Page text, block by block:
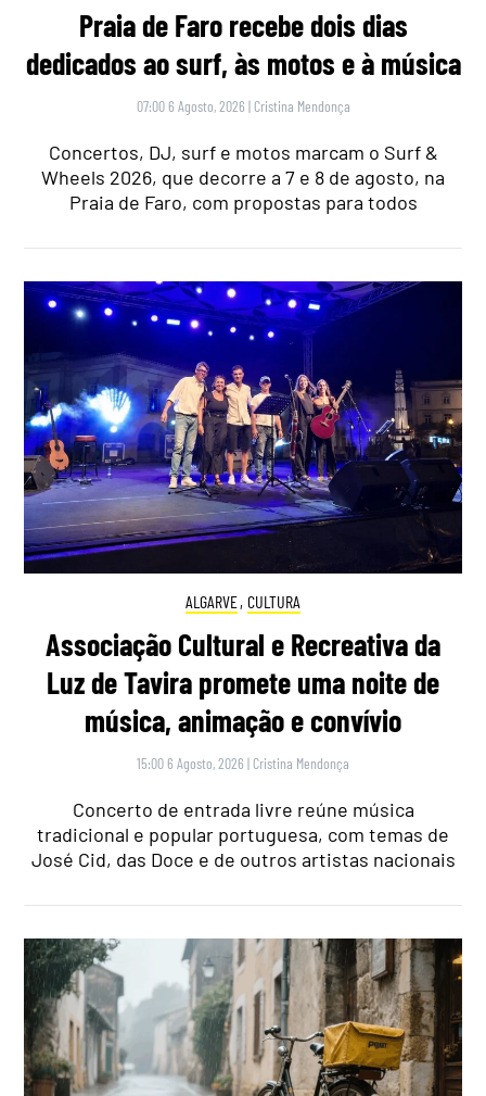
Praia de Faro recebe dois dias
dedicados ao surf, às motos e à música
07:00 6 Agosto, 2026 | Cristina Mendonça
Concertos, DJ, surf e motos marcam o Surf &
Wheels 2026, que decorre a 7 e 8 de agosto, na
Praia de Faro, com propostas para todos
ALGARVE, CULTURA
Associação Cultural e Recreativa da
Luz de Tavira promete uma noite de
música, animação e convívio
15:00 6 Agosto, 2026 | Cristina Mendonça
Concerto de entrada livre reúne música
tradicional e popular portuguesa, com temas de
José Cid, das Doce e de outros artistas nacionais